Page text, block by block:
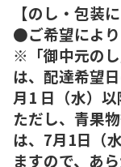
【のし・包装
●ご希望により
※「御中元の
は、配達希望
月1 日（水）以
ただし、青果
は、7月1日（
ますので、あ